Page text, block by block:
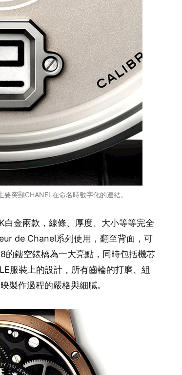
突顯CHANEL在命名時數字化的連結。
金兩款，線條、厚度、大小等等完全
de Chanel系列使用，翻至背面，可
的鏤空錶橋為一大亮點，同時包括機芯
服裝上的設計，所有齒輪的打磨、組
製作過程的嚴格與細膩。